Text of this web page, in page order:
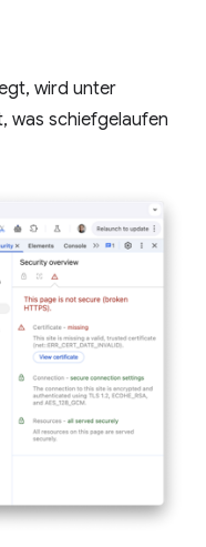
wird unter
was schiefgelaufen